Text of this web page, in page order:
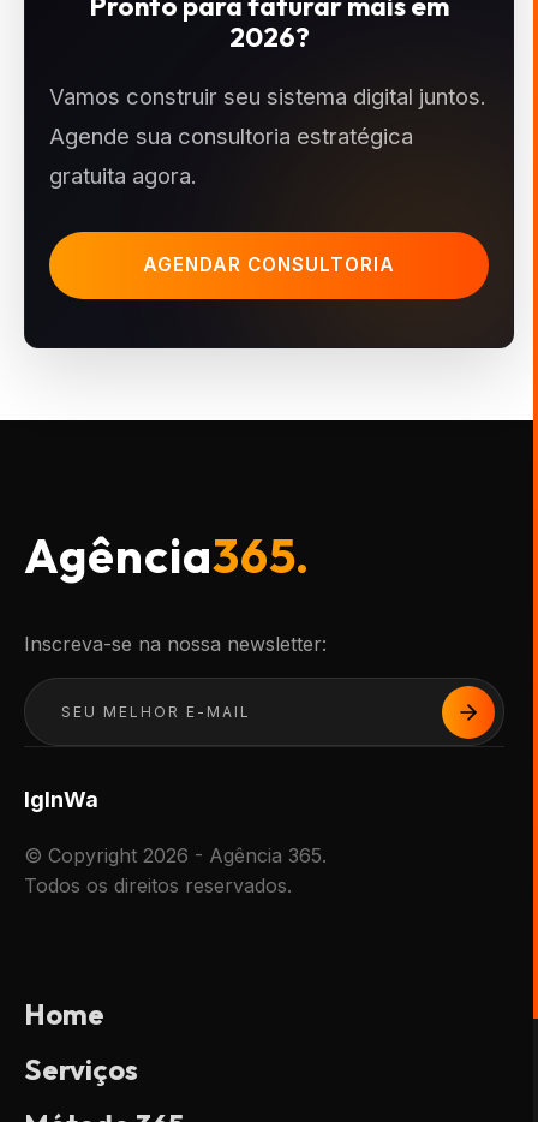
2026?
Vamos construir seu sistema digital juntos.
Agende sua consultoria estratégica
gratuita agora.
AGENDAR CONSULTORIA
Agência365.
Inscreva-se na nossa newsletter:
IgInWa
© Copyright 2026 - Agência 365.
Todos os direitos reservados.
Home
Serviços